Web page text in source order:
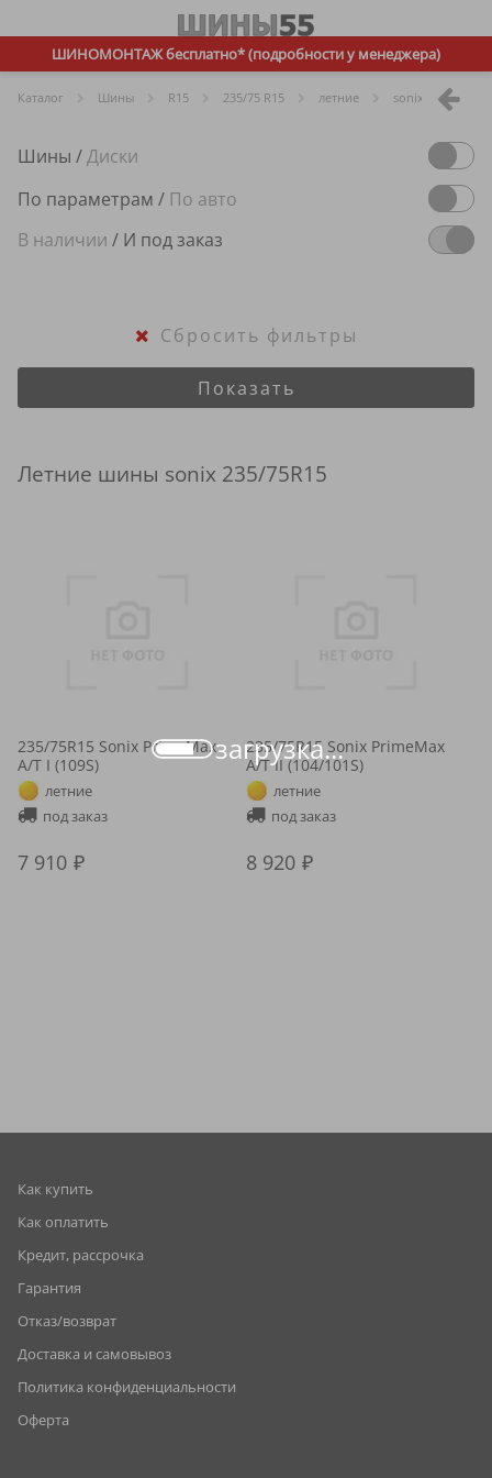
ШИНОМОНТАЖ бесплатно* (подробности у менеджера)
Каталог Шины R15 235/75 R15 летние sonix
Шины /Диски
По параметрам / По авто
В наличии / И под заказ
загрузка...
Показать
Сбросить фильтры
Летние шины sonix 235/75R15
235/75R15 Sonix PrimeMax
A/T I (109S)
летние
под заказ
7 910
235/75R15 Sonix PrimeMax
A/T II (104/101S)
летние
под заказ
8 920
Как купить
Как оплатить
Кредит, рассрочка
Гарантия
Отказ/возврат
Доставка и самовывоз
Политика конфиденциальности
Оферта